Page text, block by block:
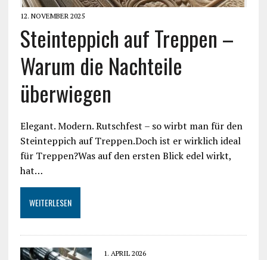
12. NOVEMBER 2025
Steinteppich auf Treppen –
Warum die Nachteile
überwiegen
Elegant. Modern. Rutschfest – so wirbt man für den
Steinteppich auf Treppen.Doch ist er wirklich ideal
für Treppen?Was auf den ersten Blick edel wirkt,
hat…
WEITERLESEN
1. APRIL 2026